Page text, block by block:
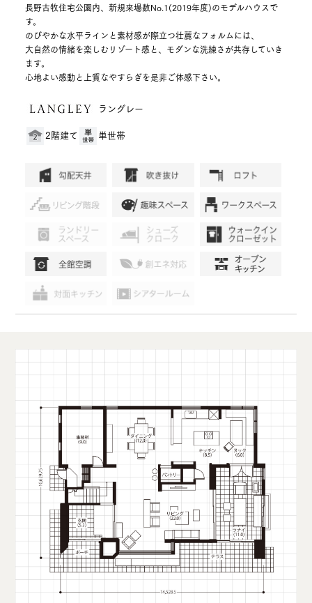
長野古牧住宅公園内、新規来場数No.1(2019年度)のモデルハウスで
す。
のびやかな水平ラインと素材感が際立つ壮麗なフォルムには、
大自然の情緒を楽しむリゾート感と、モダンな洗練さが共存していき
ます。
心地よい感動と上質なやすらぎを是非ご体感下さい。
ラングレー
2階建て
単世帯